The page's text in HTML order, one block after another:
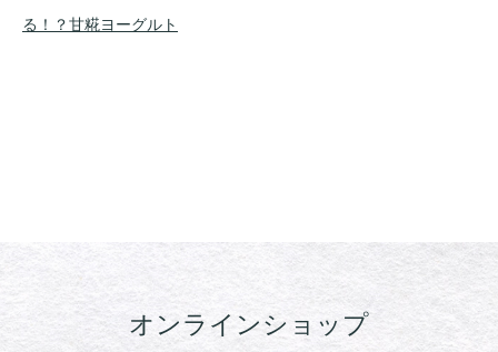
る！？甘糀ヨーグルト
オンラインショップ